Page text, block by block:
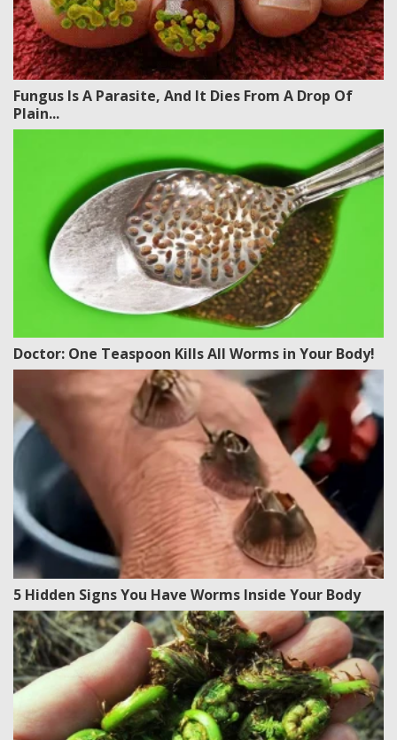
Fungus Is A Parasite, And It Dies From A Drop Of
Plain...
Doctor: One Teaspoon Kills All Worms in Your Body!
5 Hidden Signs You Have Worms Inside Your Body